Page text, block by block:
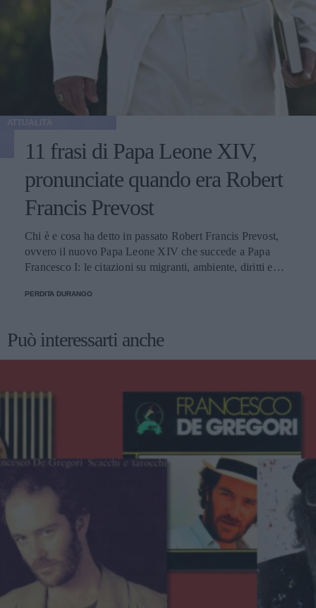
11 frasi di Papa Leone XIV,
pronunciate quando era Robert
Francis Prevost
Chi è e cosa ha detto in passato Robert Francis Prevost,
ovvero il nuovo Papa Leone XIV che succede a Papa
Francesco I: le citazioni su migranti, ambiente, diritti e
PERDITA DURANGO
Può interessarti anche